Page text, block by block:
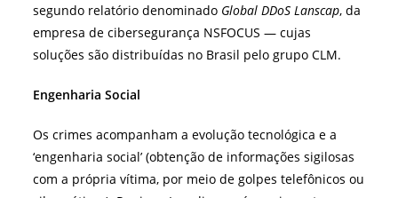
segundo relatório denominado Global DDoS Lanscap, da
empresa de cibersegurança NSFOCUS — cujas
soluções são distribuídas no Brasil pelo grupo CLM.
Engenharia Social
Os crimes acompanham a evolução tecnológica e a
‘engenharia social’ (obtenção de informações sigilosas
com a própria vítima, por meio de golpes telefônicos ou